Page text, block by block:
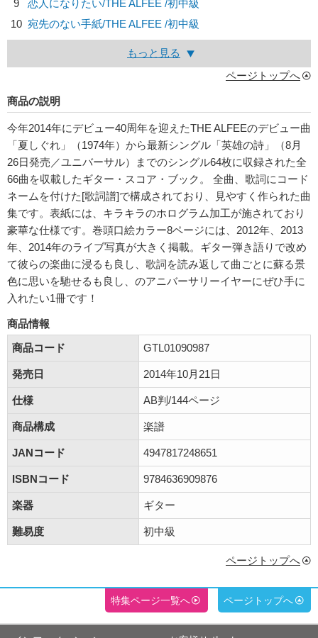
9
恋人になりたい/THE ALFEE /初中級
10 宛先のない手紙/THE ALFEE /初中級
もっと見る
ページトップへ
商品の説明
今年2014年にデビュー40周年を迎えたTHE ALFEEのデビュー曲
「夏しぐれ」（1974年）から最新シングル「英雄の詩」（8月
26日発売／ユニバーサル）までのシングル64枚に収録された全
66曲を収載したギター・スコア・ブック。 全曲、歌詞にコード
ネームを付けた[歌詞譜]で構成されており、見やすく作られた曲
集です。表紙には、キラキラのホログラム加工が施されており
豪華な仕様です。巻頭口絵カラー8ページには、2012年、2013
年、2014年のライブ写真が大きく掲載。ギター弾き語りで改め
て彼らの楽曲に浸るも良し、歌詞を読み返して曲ごとに蘇る景
色に思いを馳せるも良し、のアニバーサリーイヤーにぜひ手に
入れたい1冊です！
商品情報
商品コード
GTL01090987
発売日 2014年10月21日
仕様 AB判/144ページ
商品構成 楽譜
JANコード 4947817248651
ISBNコード 9784636909876
楽器 ギター
難易度 初中級
ページトップへ
特集ページ一覧へ ページトップへ